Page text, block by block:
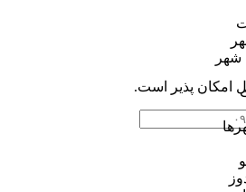
امکان پذیر است.